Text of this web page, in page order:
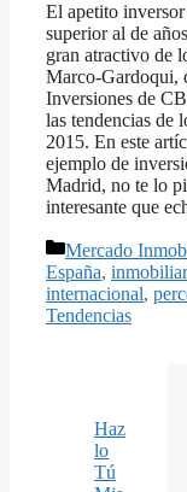
El apetito inversor
superior al de
gran atractivo de
Marco-Gardoqui,
Inversiones de
las tendencias de
2015. En este
ejemplo de
Madrid, no te lo
interesante que
Categorías
Mercado
España,
internacional,
Tendencias
Haz
lo
Tú